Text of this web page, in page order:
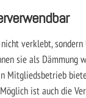
verklebt,
sie als
Mitgliedsbetrieb
ist auch die